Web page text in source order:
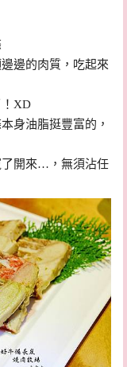
邊的肉質，吃起來
！XD
身油脂挺豐富的，
了開來…，無須沾任